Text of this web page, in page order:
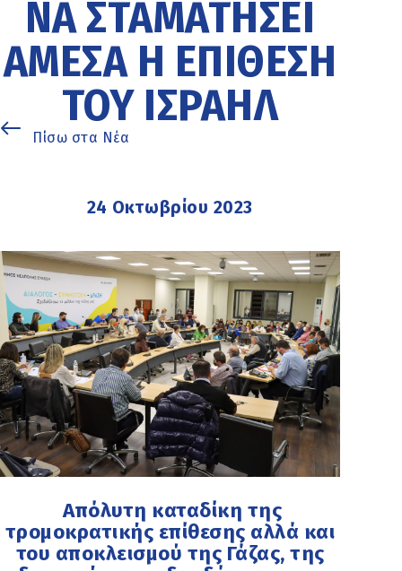
ΝΑ ΣΤΑΜΑΤΉΣΕΙ
ΆΜΕΣΑ Η ΕΠΊΘΕΣΗ
ΤΟΥ ΙΣΡΑΉΛ
Πίσω στα Νέα
24 Οκτωβρίου 2023
Απόλυτη καταδίκη της
τρομοκρατικής επίθεσης αλλά και
του αποκλεισμού της Γάζας, της